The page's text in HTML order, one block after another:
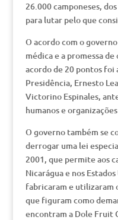
26.000 camponeses,
para lutar pelo que
O acordo com o
médica e a promessa
acordo de 20 pontos foi
Presidência, Ernesto
Victorino Espinales,
humanos e
O governo também se
derrogar uma lei
2001, que permite aos
Nicarágua e nos
fabricaram e utilizaram
que figuram como
encontram a Dole Fruit